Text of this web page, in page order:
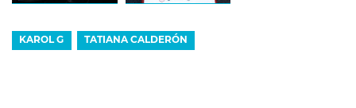
KAROL G TATIANA CALDERÓN